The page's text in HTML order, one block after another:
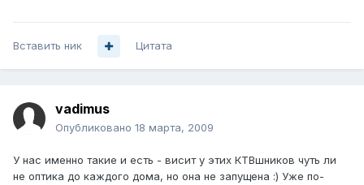
Вставить ник Цитата
vadimus
Опубликовано 18 марта, 2009
У нас именно такие и есть - висит у этих КТВшников чуть ли
не оптика до каждого дома, но она не запущена :) Уже по-